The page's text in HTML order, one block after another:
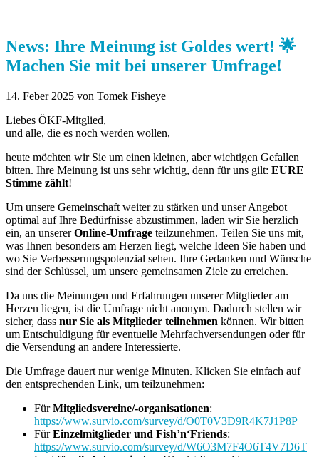
News: Ihre Meinung ist Goldes wert! 🌟
Machen Sie mit bei unserer Umfrage!
14. Feber 2025 von Tomek Fisheye
Liebes ÖKF-Mitglied,
und alle, die es noch werden wollen,
heute möchten wir Sie um einen kleinen, aber wichtigen Gefallen
bitten. Ihre Meinung ist uns sehr wichtig, denn für uns gilt: EURE
Stimme zählt!
Um unsere Gemeinschaft weiter zu stärken und unser Angebot
optimal auf Ihre Bedürfnisse abzustimmen, laden wir Sie herzlich
ein, an unsererOnline-Umfrage teilzunehmen. Teilen Sie uns mit,
was Ihnen besonders am Herzen liegt, welche Ideen Sie haben und
wo Sie Verbesserungspotenzial sehen. Ihre Gedanken und Wünsche
sind der Schlüssel, um unsere gemeinsamen Ziele zu erreichen.
Da uns die Meinungen und Erfahrungen unserer Mitglieder am
Herzen liegen, ist die Umfrage nicht anonym. Dadurch stellen wir
sicher, dass nur Sie als Mitglieder teilnehmen können. Wir bitten
um Entschuldigung für eventuelle Mehrfachversendungen oder für
die Versendung an andere Interessierte.
Die Umfrage dauert nur wenige Minuten. Klicken Sie einfach auf
den entsprechenden Link, um teilzunehmen:
FürMitgliedsvereine/-organisationen:
https://www.survio.com/survey/d/O0T0V3D9R4K7J1P8P
FürEinzelmitglieder und Fish’n‘Friends:
https://www.survio.com/survey/d/W6O3M7F4O6T4V7D6T